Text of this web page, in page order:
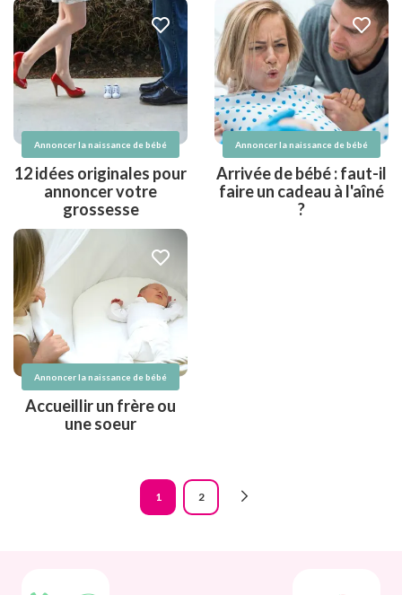
Annoncer la naissance de bébé
12 idées originales pour
annoncer votre
grossesse
Annoncer la naissance de bébé
Arrivée de bébé : faut-il
faire un cadeau à l'aîné
?
Annoncer la naissance de bébé
Accueillir un frère ou
une soeur
Page
courante
1 Page
2